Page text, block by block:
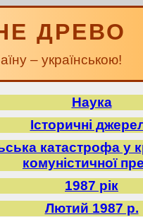
ДРЕВО
– українською!
Наука
Історичні
катастрофа у
комуністичної
1987 рік
Лютий 1987 р.